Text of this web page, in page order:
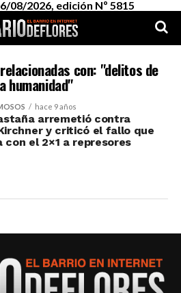
08/2026, edición Nº 5815
con: "delitos de
humanidad"
hace 9 años
arremetió contra
y criticó el fallo que
con el 2×1 a represores